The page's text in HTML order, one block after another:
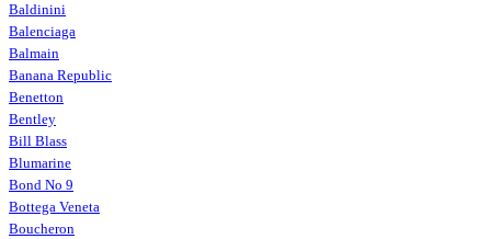
Baldinini
Balenciaga
Balmain
Banana Republic
Benetton
Bentley
Bill Blass
Blumarine
Bond No 9
Bottega Veneta
Boucheron